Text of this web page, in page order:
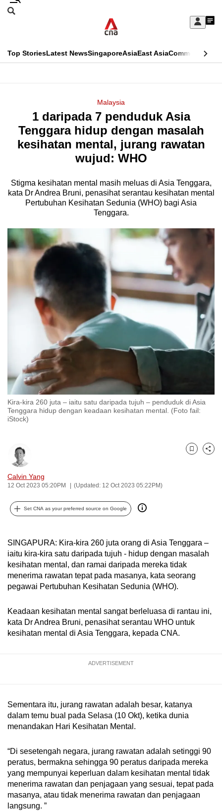
Skip
Sign
My
menu
Search
CNAR
Top StoriesLatest NewsSingaporeAsiaEast AsiaCommentary
Menu
Malaysia
1 daripada 7 penduduk Asia
Tenggara hidup dengan masalah
kesihatan mental, jurang rawatan
wujud: WHO
Stigma kesihatan mental masih meluas di Asia Tenggara,
kata Dr Andrea Bruni, penasihat serantau kesihatan mental
Pertubuhan Kesihatan Sedunia (WHO) bagi Asia
Tenggara.
Kira-kira 260 juta – iaitu satu daripada tujuh – penduduk di Asia
Tenggara hidup dengan keadaan kesihatan mental. (Foto fail:
iStock)
Calvin Yang
12 Oct 2023 05:20PM (Updated: 12 Oct 2023 05:22PM)
Bookmark
Share
Set CNA as your preferred source on Google
SINGAPURA: Kira-kira 260 juta orang di Asia Tenggara –
iaitu kira-kira satu daripada tujuh - hidup dengan masalah
kesihatan mental, dan ramai daripada mereka tidak
menerima rawatan tepat pada masanya, kata seorang
pegawai Pertubuhan Kesihatan Sedunia (WHO).
Keadaan kesihatan mental sangat berleluasa di rantau ini,
kata Dr Andrea Bruni, penasihat serantau WHO untuk
kesihatan mental di Asia Tenggara, kepada CNA.
ADVERTISEMENT
Sementara itu, jurang rawatan adalah besar, katanya
dalam temu bual pada Selasa (10 Okt), ketika dunia
menandakan Hari Kesihatan Mental.
“Di sesetengah negara, jurang rawatan adalah setinggi 90
peratus, bermakna sehingga 90 peratus daripada mereka
yang mempunyai keperluan dalam kesihatan mental tidak
menerima rawatan dan penjagaan yang sesuai, tepat pada
masanya, atau tidak menerima rawatan dan penjagaan
langsung. ”
This
longer
supported
know
it's
a
to
switch
browsers
but
we
want
your
experience
be
fast,
secure
and
the
can
possibly
be.
To
continue,
to
a
supported
browser
or,
the
finest
experience,
Upgraded
but
having
issues?
Contact
us